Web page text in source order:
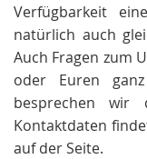
Verfügbarkeit
natürlich auch
Auch Fragen zum
oder Euren ganz
besprechen wir
Kontaktdaten
auf der Seite.